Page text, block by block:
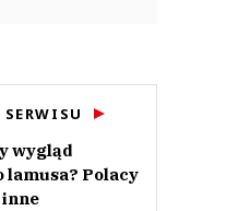
wygląd
lamusa? Polacy